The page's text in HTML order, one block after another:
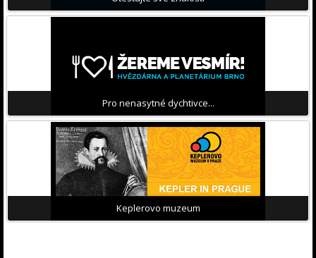
Pro nenasytné dychtivce...
Keplerovo muzeum